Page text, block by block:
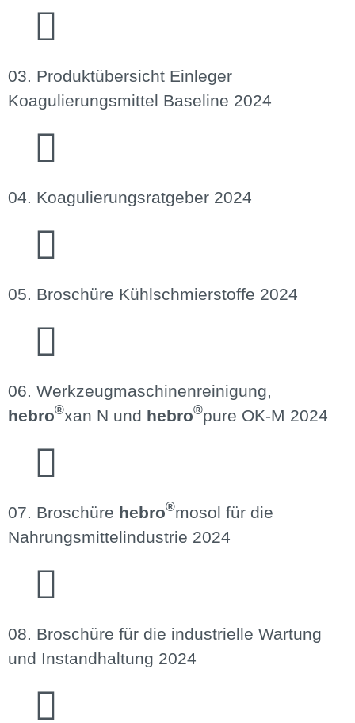
03. Produktübersicht Einleger
Koagulierungsmittel Baseline 2024
04. Koagulierungsratgeber 2024
05. Broschüre Kühlschmierstoffe 2024
06. Werkzeugmaschinenreinigung,
hebro®xan N und hebro®pure OK-M 2024
07. Broschüre hebro®mosol für die
Nahrungsmittel­industrie 2024
08. Broschüre für die industrielle Wartung
und Instandhaltung 2024